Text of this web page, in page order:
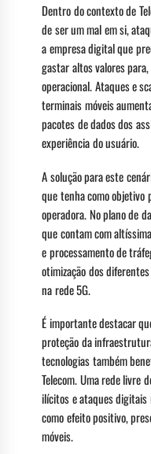
Dentro do contexto de
de ser um mal em si,
a empresa digital que
gastar altos valores
operacional. Ataques e
terminais móveis
pacotes de dados dos
experiência do usuário.
A solução para este
que tenha como
operadora. No plano de
que contam com
e processamento de
otimização dos
na rede 5G.
É importante destacar
proteção da
tecnologias também
Telecom. Uma rede livre
ilícitos e ataques digitais
como efeito positivo,
móveis.